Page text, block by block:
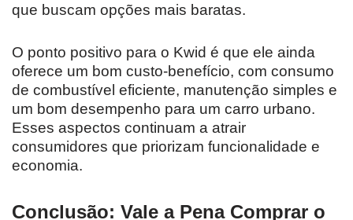
que buscam opções mais baratas.
O ponto positivo para o Kwid é que ele ainda
oferece um bom custo-benefício, com consumo
de combustível eficiente, manutenção simples e
um bom desempenho para um carro urbano.
Esses aspectos continuam a atrair
consumidores que priorizam funcionalidade e
economia.
Conclusão: Vale a Pena Comprar o